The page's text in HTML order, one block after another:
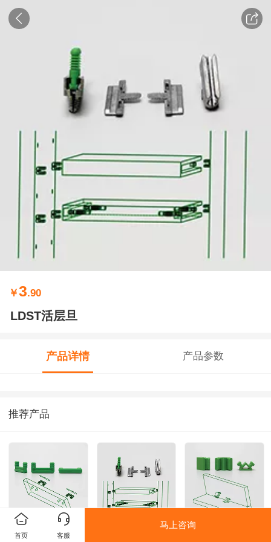
￥3.90
LDST活层旦
产品详情 产品参数
推荐产品
E900BP-8
首页 客服
马上咨询